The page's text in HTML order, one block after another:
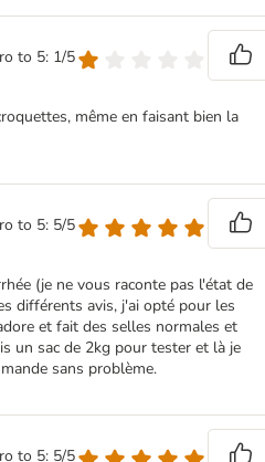
to 5: 1/5
même en faisant bien la
to 5: 5/5
(je ne vous raconte pas l'état de
différents avis, j'ai opté pour les
et fait des selles normales et
un sac de 2kg pour tester et là je
sans problème.
to 5: 5/5